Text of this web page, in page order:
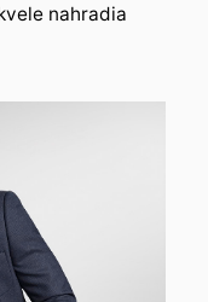
nahradia